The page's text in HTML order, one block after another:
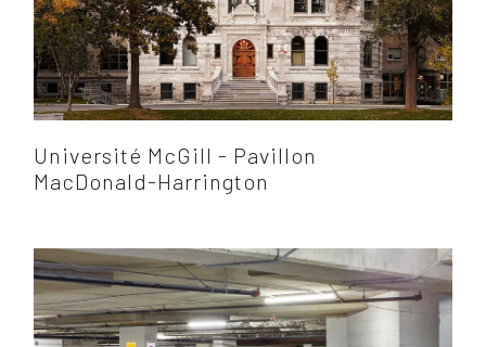
Université McGill - Pavillon
MacDonald-Harrington